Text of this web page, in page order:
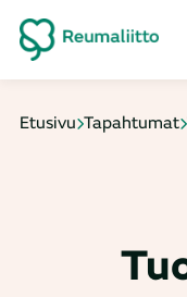
Etusivu Tapahtumat